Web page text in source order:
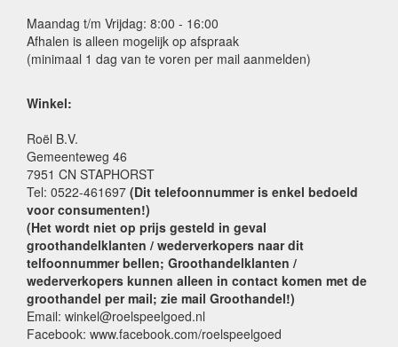
Maandag t/m Vrijdag: 8:00 - 16:00
Afhalen is alleen mogelijk op afspraak
(minimaal 1 dag van te voren per mail aanmelden)
Winkel:
Roël B.V.
Gemeenteweg 46
7951 CN STAPHORST
Tel: 0522-461697 (Dit telefoonnummer is enkel bedoeld
voor consumenten!)
(Het wordt niet op prijs gesteld in geval
groothandelklanten / wederverkopers naar dit
telfoonnummer bellen; Groothandelklanten /
wederverkopers kunnen alleen in contact komen met de
groothandel per mail; zie mail Groothandel!)
Email: winkel@roelspeelgoed.nl
Facebook: www.facebook.com/roelspeelgoed